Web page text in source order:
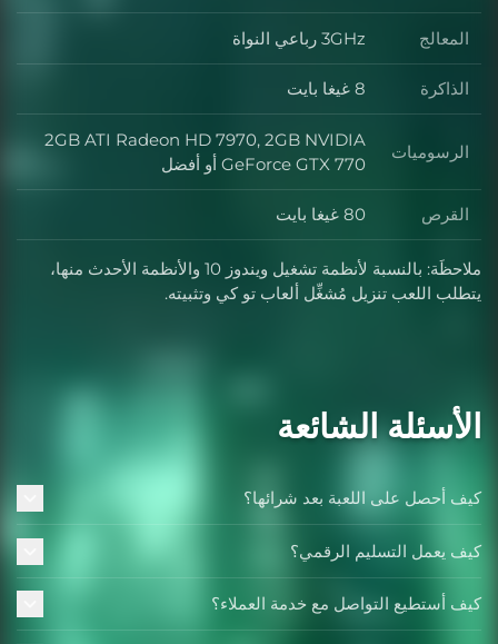
المعالج 3GHz رباعي النواة
الذاكرة 8 غيغا بايت
الرسوميات
2GB ATI Radeon HD 7970, 2GB NVIDIA
GeForce GTX 770 أو أفضل
القرص 80 غيغا بايت
ملاحظَة: بالنسبة لأنظمة تشغيل ويندوز 10 والأنظمة الأحدث منها،
يتطلب اللعب تنزيل مُشغِّل ألعاب تو كي وتثبيته.
الأسئلة الشائعة
كيف أحصل على اللعبة بعد شرائها؟
كيف يعمل التسليم الرقمي؟
كيف أستطيع التواصل مع خدمة العملاء؟